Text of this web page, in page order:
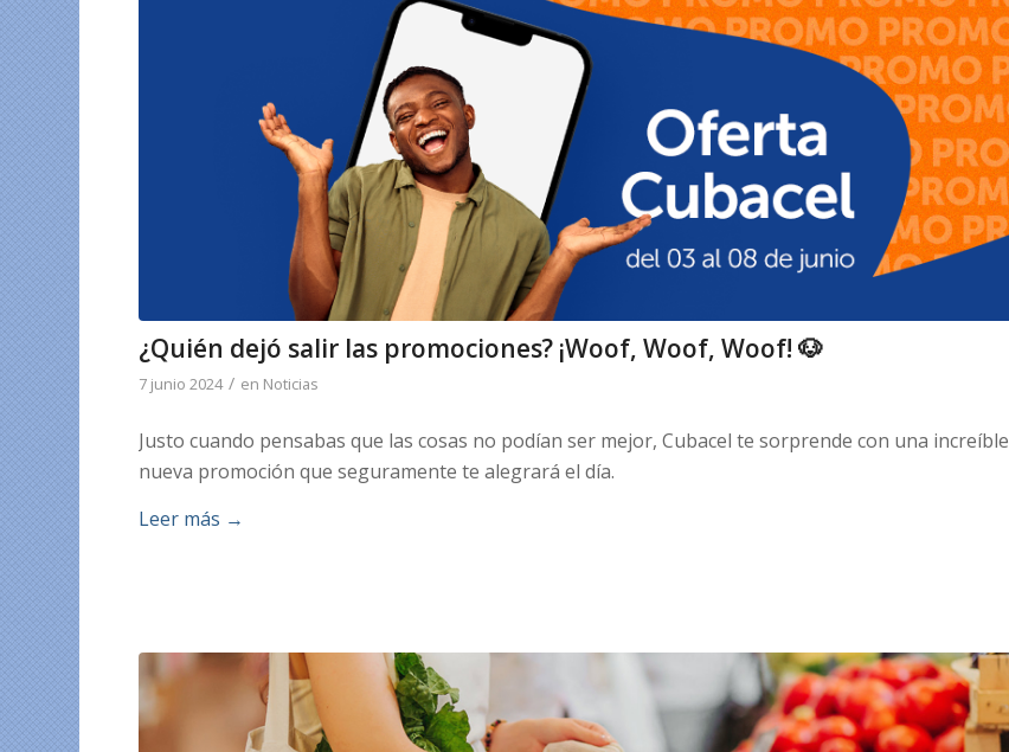
¿Quién dejó salir las promociones? ¡Woof, Woof, Woof! 🐶
7 junio 2024 / en Noticias
Justo cuando pensabas que las cosas no podían ser mejor, Cubacel te sorprende con una increíble
nueva promoción que seguramente te alegrará el día.
Leer más →